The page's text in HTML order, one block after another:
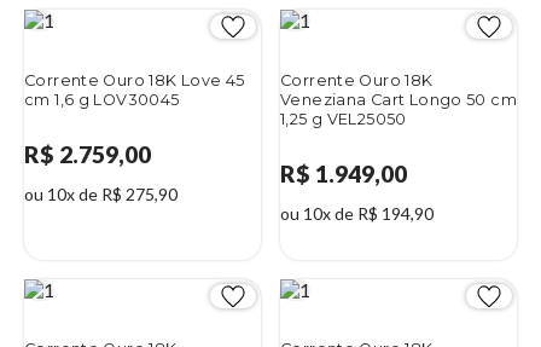
Corrente Ouro 18K Love 45
cm 1,6 g LOV30045
R$ 2.759,00
ou 10x de R$ 275,90
Corrente Ouro 18K
Veneziana Cart Longo 50 cm
1,25 g VEL25050
R$ 1.949,00
ou 10x de R$ 194,90